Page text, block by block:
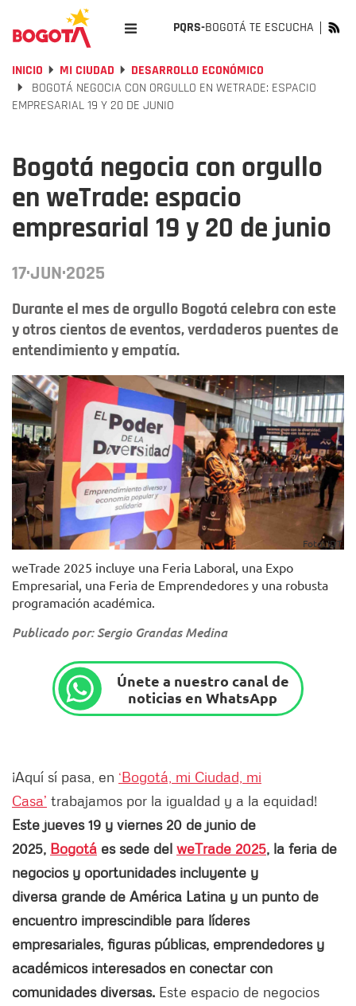
PQRS-BOGOTÁ TE ESCUCHA
INICIO MI CIUDAD
DESARROLLO ECONÓMICO
BOGOTÁ NEGOCIA CON ORGULLO EN WETRADE: ESPACIO
EMPRESARIAL 19 Y 20 DE JUNIO
Bogotá negocia con orgullo
en weTrade: espacio
empresarial 19 y 20 de junio
17·JUN·2025
Durante el mes de orgullo Bogotá celebra con este
y otros cientos de eventos, verdaderos puentes de
entendimiento y empatía.
Foto: IDT.
weTrade 2025 incluye una Feria Laboral, una Expo
Empresarial, una Feria de Emprendedores y una robusta
programación académica.
Publicado por: Sergio Grandas Medina
Únete a nuestro canal de
noticias en WhatsApp
¡Aquí sí pasa, en ‘Bogotá, mi Ciudad, mi
Casa’ trabajamos por la igualdad y a la equidad!
Este jueves 19 y viernes 20 de junio de
2025, Bogotá es sede del weTrade 2025, la feria de
negocios y oportunidades incluyente y
diversa grande de América Latina y un punto de
encuentro imprescindible para líderes
empresariales, figuras públicas, emprendedores y
académicos interesados en conectar con
comunidades diversas. Este espacio de negocios